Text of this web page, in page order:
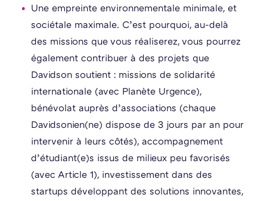
Une empreinte environnementale minimale, et
sociétale maximale. C’est pourquoi, au-delà
des missions que vous réaliserez, vous pourrez
également contribuer à des projets que
Davidson soutient : missions de solidarité
internationale (avec Planète Urgence),
bénévolat auprès d’associations (chaque
Davidsonien(ne) dispose de 3 jours par an pour
intervenir à leurs côtés), accompagnement
d’étudiant(e)s issus de milieux peu favorisés
(avec Article 1), investissement dans des
startups développant des solutions innovantes,